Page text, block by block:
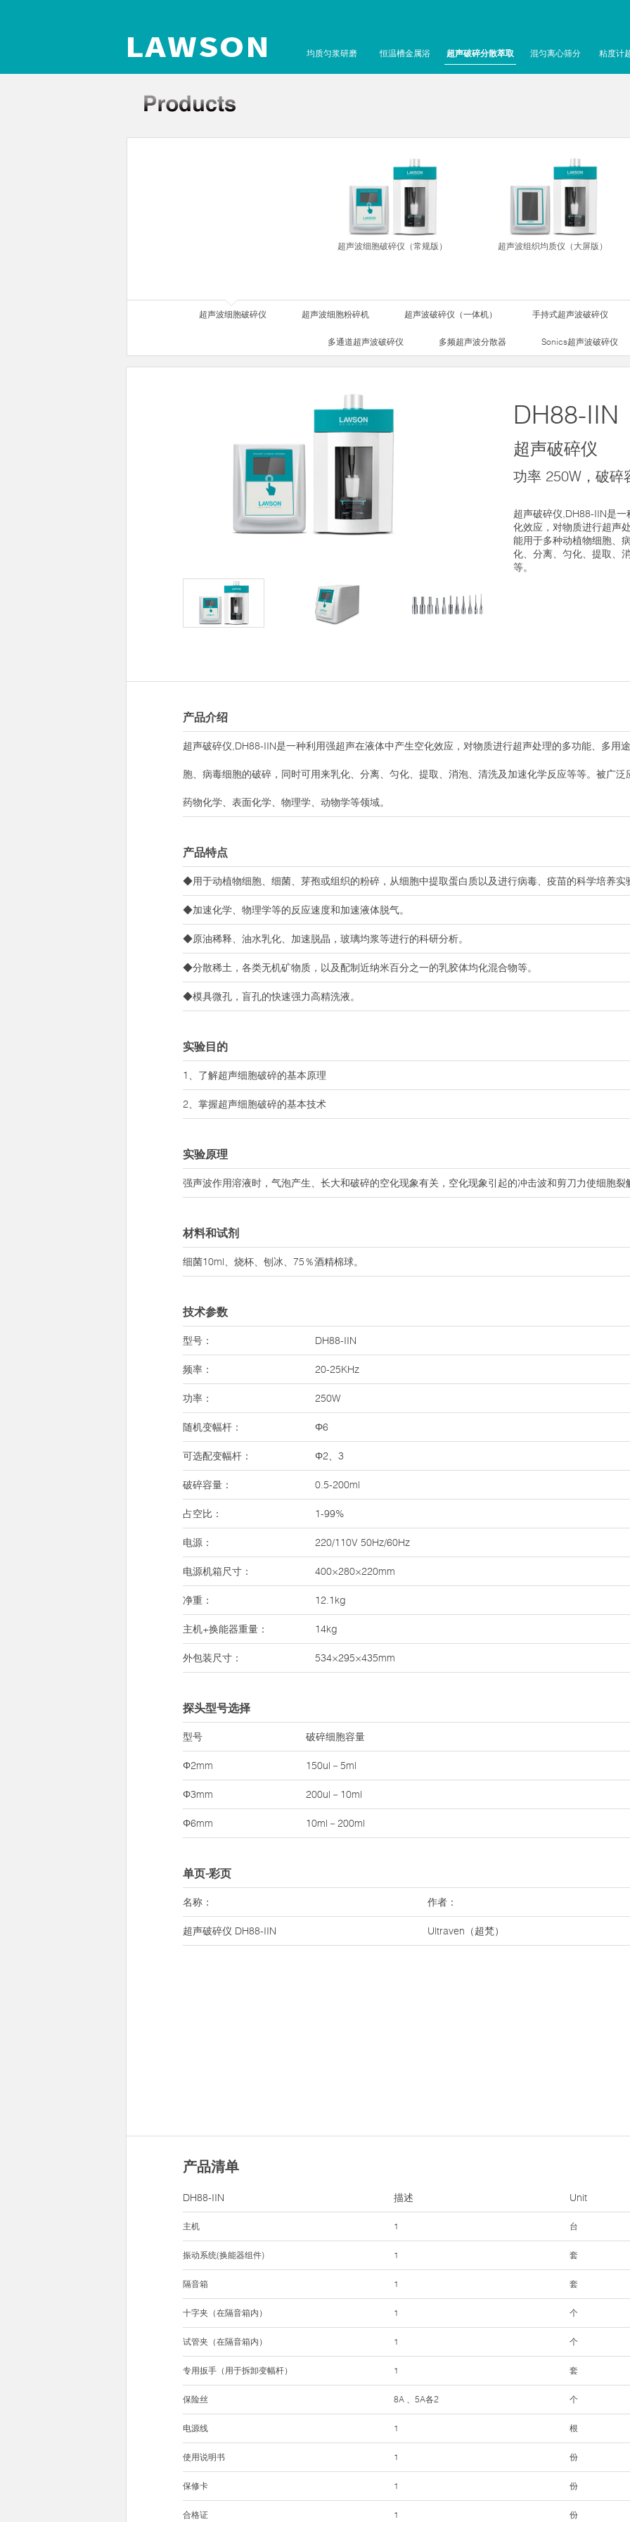
均质匀浆研磨 恒温槽金属浴 超声破碎分散萃取 混匀离心筛分 粘度计
超声波细胞破碎仪（常规版） 超声波组织均质仪（大屏版）
超声波细胞破碎仪 超声波细胞粉碎机 超声波破碎仪（一体机） 手持式超声波破碎仪
多通道超声波破碎仪 多频超声波分散器 Sonics超声波破碎仪
DH88-IIN
超声破碎仪
功率 250W，破碎
超声破碎仪,DH88-IIN是
化效应，对物质进行超声
能用于多种动植物细胞、
化、分离、匀化、提取、
等。
产品介绍
超声破碎仪,DH88-IIN是一种利用强超声在液体中产生空化效应，对物质进行超声处理的多功能、多用
胞、病毒细胞的破碎，同时可用来乳化、分离、匀化、提取、消泡、清洗及加速化学反应等等。被广
药物化学、表面化学、物理学、动物学等领域。
产品特点
◆用于动植物细胞、细菌、芽孢或组织的粉碎，从细胞中提取蛋白质以及进行病毒、疫苗的科学培养实
◆加速化学、物理学等的反应速度和加速液体脱气。
◆原油稀释、油水乳化、加速脱晶，玻璃均浆等进行的科研分析。
◆分散稀土，各类无机矿物质，以及配制近纳米百分之一的乳胶体均化混合物等。
◆模具微孔，盲孔的快速强力高精洗液。
实验目的
1、了解超声细胞破碎的基本原理
2、掌握超声细胞破碎的基本技术
实验原理
强声波作用溶液时，气泡产生、长大和破碎的空化现象有关，空化现象引起的冲击波和剪刀力使细胞裂
材料和试剂
细菌10ml、烧杯、刨冰、75％酒精棉球。
技术参数
型号： DH88-IIN
频率： 20-25KHz
功率： 250W
随机变幅杆： Φ6
可选配变幅杆： Φ2、3
破碎容量： 0.5-200ml
占空比： 1-99%
电源： 220/110V 50Hz/60Hz
电源机箱尺寸： 400×280×220mm
净重： 12.1kg
主机+换能器重量： 14kg
外包装尺寸： 534×295×435mm
探头型号选择
型号 破碎细胞容量
Φ2mm 150ul－5ml
Φ3mm 200ul－10ml
Φ6mm 10ml－200ml
单页-彩页
名称： 作者：
超声破碎仪 DH88-IIN Ultraven（超梵）
产品清单
DH88-IIN Unit
主机 台
振动系统(换能器组件) 套
隔音箱 套
十字夹（在隔音箱内） 个
试管夹（在隔音箱内） 个
专用扳手（用于拆卸变幅杆） 套
保险丝 个
电源线 根
使用说明书 份
保修卡 份
合格证 份
描述
1
1
1
1
1
1
8A 、5A各2
1
1
1
1